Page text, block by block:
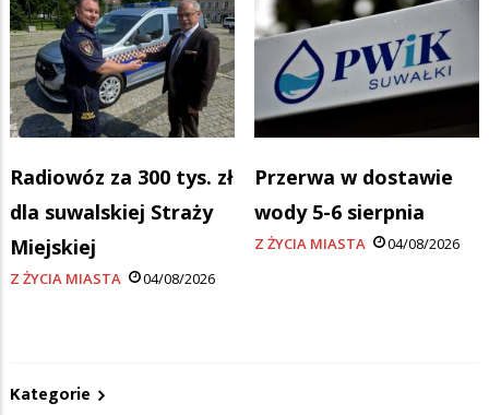
Radiowóz za 300 tys. zł
dla suwalskiej Straży
Miejskiej
Z ŻYCIA MIASTA 04/08/2026
Przerwa w dostawie
wody 5-6 sierpnia
Z ŻYCIA MIASTA 04/08/2026
Kategorie